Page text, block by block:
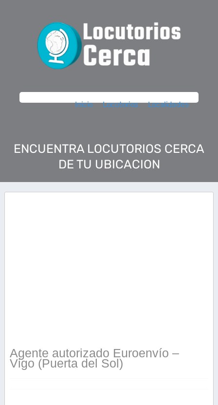
Inicio Locutorios Localidades
ENCUENTRA LOCUTORIOS CERCA
DE TU UBICACION
Agente autorizado Euroenvío –
Vigo (Puerta del Sol)